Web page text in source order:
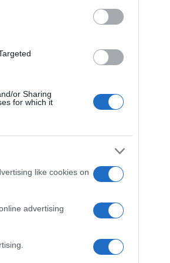
or Sharing
for which it
like cookies on
advertising
feldolgozását mutatja be. A
mutatja úgy, hogy egy érdekes és
vesz részt, köztük Breier Ádám